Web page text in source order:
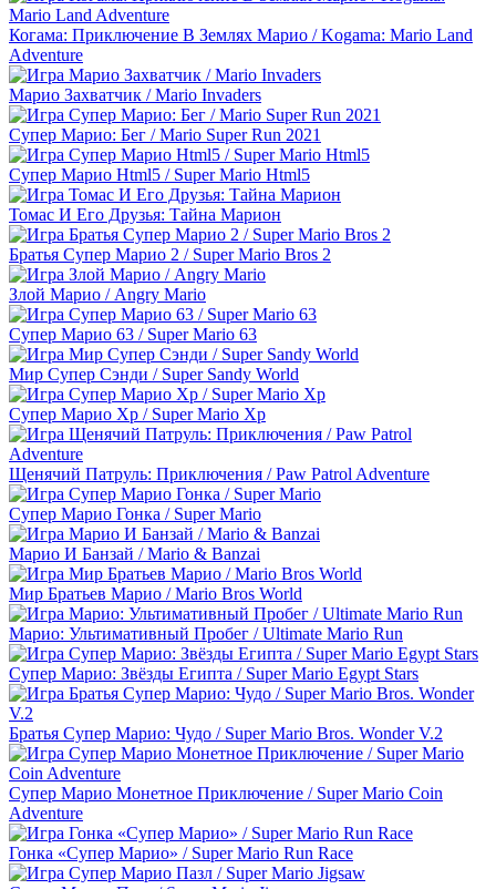
Когама: Приключение В Землях Марио / Kogama: Mario Land
Adventure
Марио Захватчик / Mario Invaders
Супер Марио: Бег / Mario Super Run 2021
Супер Марио Html5 / Super Mario Html5
Томас И Его Друзья: Тайна Марион
Братья Супер Марио 2 / Super Mario Bros 2
Злой Марио / Angry Mario
Супер Марио 63 / Super Mario 63
Мир Супер Сэнди / Super Sandy World
Супер Марио Xp / Super Mario Xp
Щенячий Патруль: Приключения / Paw Patrol Adventure
Супер Марио Гонка / Super Mario
Марио И Банзай / Mario & Banzai
Мир Братьев Марио / Mario Bros World
Марио: Ультимативный Пробег / Ultimate Mario Run
Супер Марио: Звёзды Египта / Super Mario Egypt Stars
Братья Супер Марио: Чудо / Super Mario Bros. Wonder V.2
Супер Марио Монетное Приключение / Super Mario Coin
Adventure
Гонка «Супер Марио» / Super Mario Run Race